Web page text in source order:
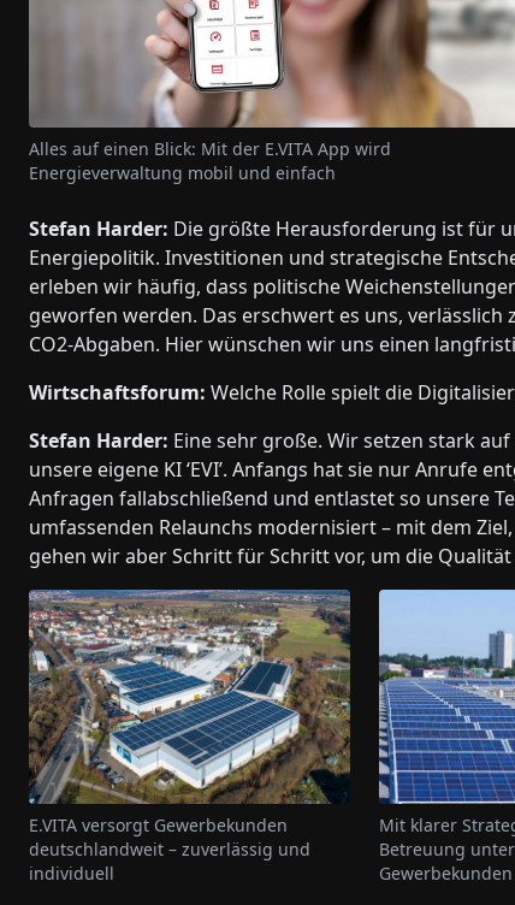
Alles auf einen Blick: Mit der E.VITA App wird
Energieverwaltung mobil und einfach
Stefan Harder: Die größte Herausforderung ist für
Energiepolitik. Investitionen und strategische
erleben wir häufig, dass politische
geworfen werden. Das erschwert es uns,
CO2-Abgaben. Hier wünschen wir uns einen
Wirtschaftsforum: Welche Rolle spielt die
Stefan Harder: Eine sehr große. Wir setzen stark
unsere eigene KI ‘EVI’. Anfangs hat sie nur Anrufe
Anfragen fallabschließend und entlastet so unsere
umfassenden Relaunchs modernisiert – mit dem
gehen wir aber Schritt für Schritt vor, um die
E.VITA versorgt Gewerbekunden
deutschlandweit – zuverlässig und
individuell
Mit klarer
Betreuung